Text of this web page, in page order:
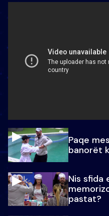
Paqe
banorët
Nis sfida
pastat?